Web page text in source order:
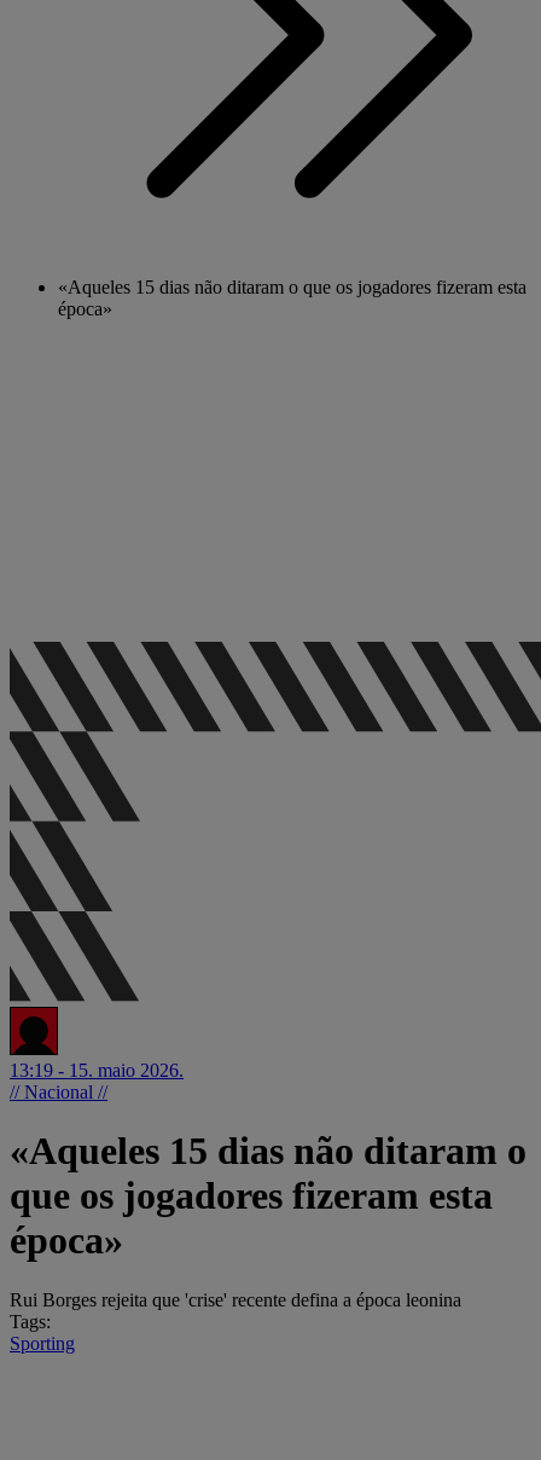
«Aqueles 15 dias não ditaram o que os jogadores fizeram esta
época»
13:19 - 15. maio 2026.
// Nacional //
«Aqueles 15 dias não ditaram o
que os jogadores fizeram esta
época»
Rui Borges rejeita que 'crise' recente defina a época leonina
Tags:
Sporting